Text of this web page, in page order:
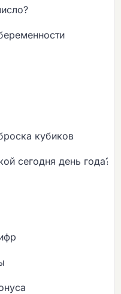
кубиков
сегодня день года?